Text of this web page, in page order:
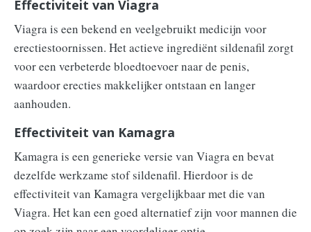
Effectiviteit van Viagra
Viagra is een bekend en veelgebruikt medicijn voor
erectiestoornissen. Het actieve ingrediënt sildenafil zorgt
voor een verbeterde bloedtoevoer naar de penis,
waardoor erecties makkelijker ontstaan en langer
aanhouden.
Effectiviteit van Kamagra
Kamagra is een generieke versie van Viagra en bevat
dezelfde werkzame stof sildenafil. Hierdoor is de
effectiviteit van Kamagra vergelijkbaar met die van
Viagra. Het kan een goed alternatief zijn voor mannen die